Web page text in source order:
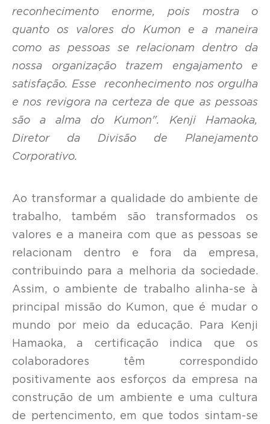
reconhecimento enorme, pois mostra o
quanto os valores do Kumon e a maneira
como as pessoas se relacionam dentro da
nossa organização trazem engajamento e
satisfação. Esse reconhecimento nos orgulha
e nos revigora na certeza de que as pessoas
são a alma do Kumon". Kenji Hamaoka,
Diretor da Divisão de Planejamento
Corporativo.
Ao transformar a qualidade do ambiente de
trabalho, também são transformados os
valores e a maneira com que as pessoas se
relacionam dentro e fora da empresa,
contribuindo para a melhoria da sociedade.
Assim, o ambiente de trabalho alinha-se à
principal missão do Kumon, que é mudar o
mundo por meio da educação. Para Kenji
Hamaoka, a certificação indica que os
colaboradores têm correspondido
positivamente aos esforços da empresa na
construção de um ambiente e uma cultura
de pertencimento, em que todos sintam-se